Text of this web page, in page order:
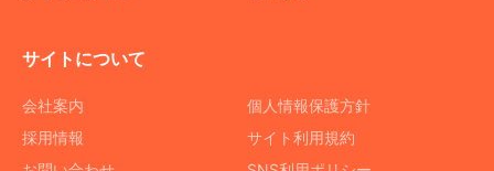
サイトについて
会社案内
採用情報
個人情報保護方針
サイト利用規約